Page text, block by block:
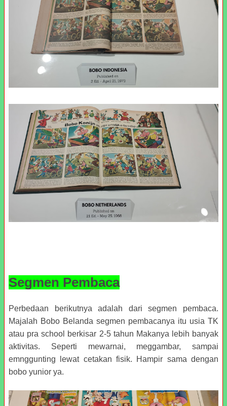
Segmen Pembaca
Perbedaan berikutnya adalah dari segmen pembaca.
Majalah Bobo Belanda segmen pembacanya itu usia TK
atau pra school berkisar 2-5 tahun Makanya lebih banyak
aktivitas. Seperti mewarnai, meggambar, sampai
emnggunting lewat cetakan fisik. Hampir sama dengan
bobo yunior ya.